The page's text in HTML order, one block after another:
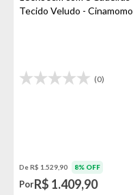
Tecido Veludo - Cinamomo
(0)
De R$ 1.529,90 8% OFF
PorR$ 1.409,90